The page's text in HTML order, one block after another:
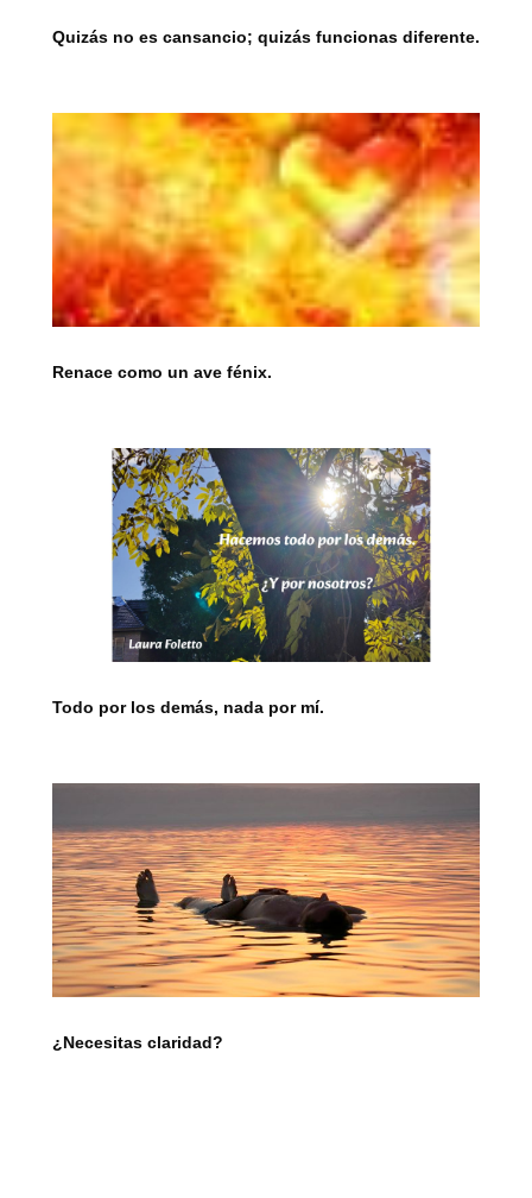
Quizás no es cansancio; quizás funcionas diferente.
Renace como un ave fénix.
Todo por los demás, nada por mí.
¿Necesitas claridad?